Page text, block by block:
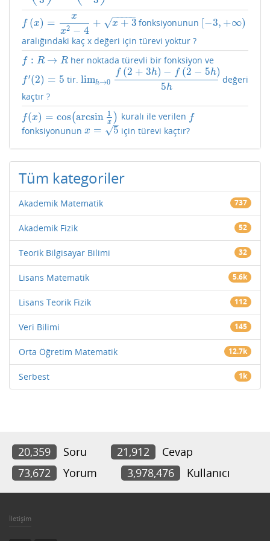
f (x) =
x
x2 − 4
+ x + 3
− −
−−−
√
f(x)=x 2− 4+x+3 fonksiyonunun [−3, +∞)
−3,+ ∞)
aralığındaki kaç x değeri için türevi yoktur ?
f : R → R
f:R→R her noktada türevli bir fonksiyon ve
f′(2) = 5
f′(2)=5 tir. limh→0
f (2 + 3h) − f (2 − 5h)
5h
limh→0 f(2+3h)−f(2−5h)5h
değeri
kaçtır ?
f(x) = cos(arcsin 1
x )
f(x)=cos( arcsin1x) kuralı ile verilen f
f
fonksiyonunun x = 5
–
√
x= 5 için türevi kaçtır?
Tüm kategoriler
Akademik Matematik 737
Akademik Fizik 52
Teorik Bilgisayar Bilimi 32
Lisans Matematik 5.6k
Lisans Teorik Fizik 112
Veri Bilimi 145
Orta Öğretim Matematik 12.7k
Serbest 1k
20,359 Soru 21,912
Cevap
73,672
Yorum 3,978,476 Kullanıcı
İletişim